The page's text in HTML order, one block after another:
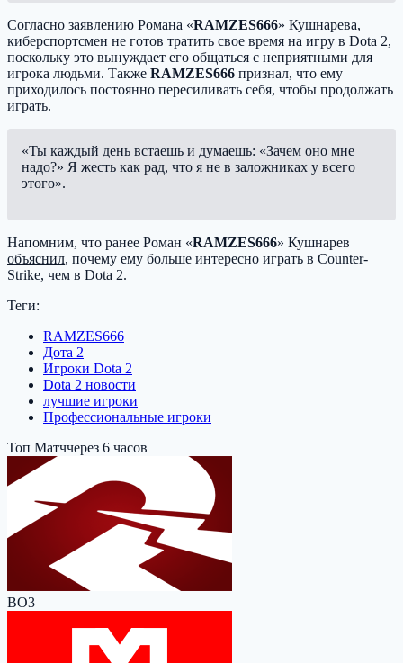
Согласно заявлению Романа «RAMZES666» Кушнарева,
киберспортсмен не готов тратить свое время на игру в Dota 2,
поскольку это вынуждает его общаться с неприятными для
игрока людьми. Также RAMZES666 признал, что ему
приходилось постоянно пересиливать себя, чтобы продолжать
играть.
«Ты каждый день встаешь и думаешь: «Зачем оно мне
надо?» Я жесть как рад, что я не в заложниках у всего
этого».
Напомним, что ранее Роман «RAMZES666» Кушнарев
объяснил, почему ему больше интересно играть в Counter-
Strike, чем в Dota 2.
Теги:
RAMZES666
Дота 2
Игроки Dota 2
Dota 2 новости
лучшие игроки
Профессиональные игроки
Топ Матччерез 6 часов
BO3